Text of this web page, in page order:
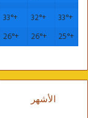
+
33°
+
32°
+
33°
+
25°
+
26°
+
26°
الأشهر